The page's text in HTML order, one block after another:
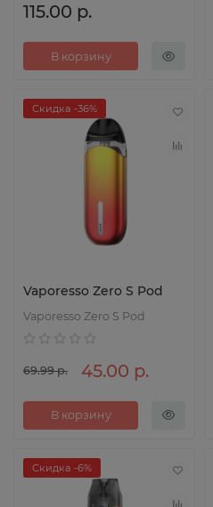
115.00 р.
В корзину
Скидка -36%
Vaporesso Zero S Pod
Vaporesso Zero S Pod
69.99 р. 45.00 р.
В корзину
Скидка -6%